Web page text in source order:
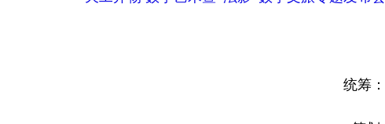
统筹